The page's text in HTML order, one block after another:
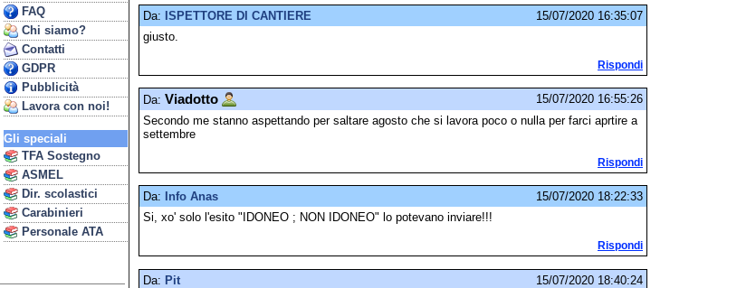
FAQ
Chi siamo?
Contatti
GDPR
Pubblicità
Lavora con noi!
Gli speciali
TFA Sostegno
ASMEL
Dir. scolastici
Carabinieri
Personale ATA
Da: ISPETTORE DI CANTIERE
15/07/2020 16:35:07
giusto.
Rispondi
Da: Viadotto
15/07/2020 16:55:26
Secondo me stanno aspettando per saltare agosto che si lavora poco o nulla per farci aprtire a
settembre
Rispondi
Da: Info Anas
15/07/2020 18:22:33
Si, xo' solo l'esito "IDONEO ; NON IDONEO" lo potevano inviare!!!
Rispondi
Da: Pit
15/07/2020 18:40:24